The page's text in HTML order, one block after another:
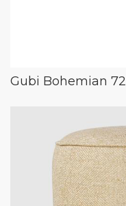
Gubi Bohemian